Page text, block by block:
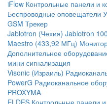
iFlow Контрольные панели и
Беспроводные оповещатели
GSM Трекер
Jablotron (Чехия) Jablotron 100
Maestro (433,92 МГц)
Дополнительное
мини сигнализация
Visonic (Израиль)
PowerG Радиоканальное
PROXYMA